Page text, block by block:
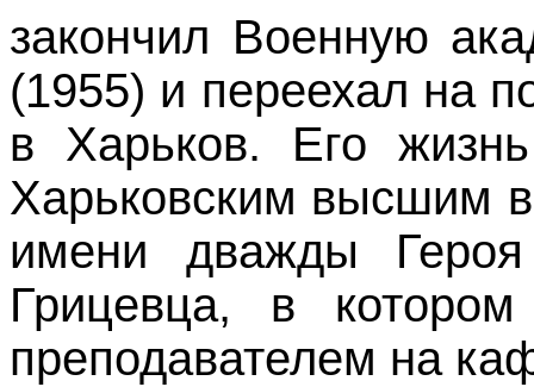
закончил Военную
(1955) и переехал на
в Харьков. Его
Харьковским высшим
имени дважды
Грицевца, в
преподавателем на